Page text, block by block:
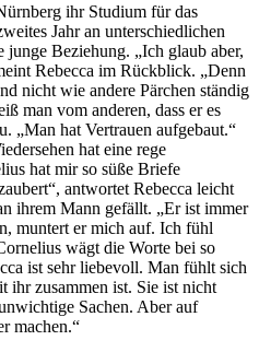
ihr Studium für das
Jahr an unterschiedlichen
Beziehung. „Ich glaub aber,
Rebecca im Rückblick. „Denn
nicht wie andere Pärchen ständig
man vom anderen, dass er es
„Man hat Vertrauen aufgebaut.“
hat eine rege
hat mir so süße Briefe
antwortet Rebecca leicht
ihrem Mann gefällt. „Er ist immer
muntert er mich auf. Ich fühl
wägt die Worte bei so
ist sehr liebevoll. Man fühlt sich
ihr zusammen ist. Sie ist nicht
Sachen. Aber auf
machen.“